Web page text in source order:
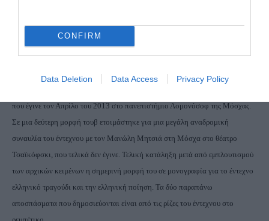
CONFIRM
Data Deletion Data Access Privacy Policy
Από τοκείμενο της διάλεξης του Μάνου Χατζιδάκι
ΣΗΜΕΙΩΣΗ: Το βιβλίο στην πρώτη του μορφή ήταν διάλεξη στο 2ο Διεθνές
που έγινε τον Απρίλο του 2013 στο πανεπιστήμιο Λομονόσοφ της Μόσχας.
Σε μια δεύτερη μορφή τουβ ετοιμάστηκε για μια μεγάλη αναδρομική
συναυλία του έντεχνου με τον Μανώλη Μητσιά στη Μόσχα στο θέατρο
Τσαϊκόφσκι, που τελικά δεν έγινε. Τελική κατάληξη μετά από εμπλουτισμού
των αρχικών κειμένων η σημερινή μορφή του σε μονογραφία για το έντεχνο
ελληνικό τραγούδι και την ελληνική ποίηση. Τα δύο παραπάνω
αποσπάσματα που δημοσιεύονται είναι από τις ρίζες του έντεχνου στο